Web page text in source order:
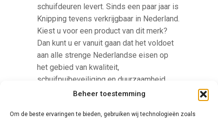
Beheer toestemming
Om de beste ervaringen te bieden, gebruiken wij technologieën zoals
schuifdeuren levert. Sinds een paar jaar is
Knipping tevens verkrijgbaar in Nederland.
Kiest u voor een product van dit merk?
Dan kunt u er vanuit gaan dat het voldoet
aan alle strenge Nederlandse eisen op
het gebied van kwaliteit,
schuifpuibeveiliging en duurzaamheid.